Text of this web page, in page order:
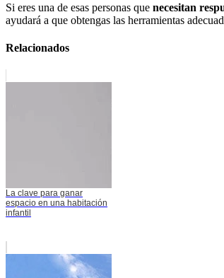
Si eres una de esas personas que necesitan
ayudará a que obtengas las herramientas
Relacionados
La clave para ganar
espacio en una habitación
infantil